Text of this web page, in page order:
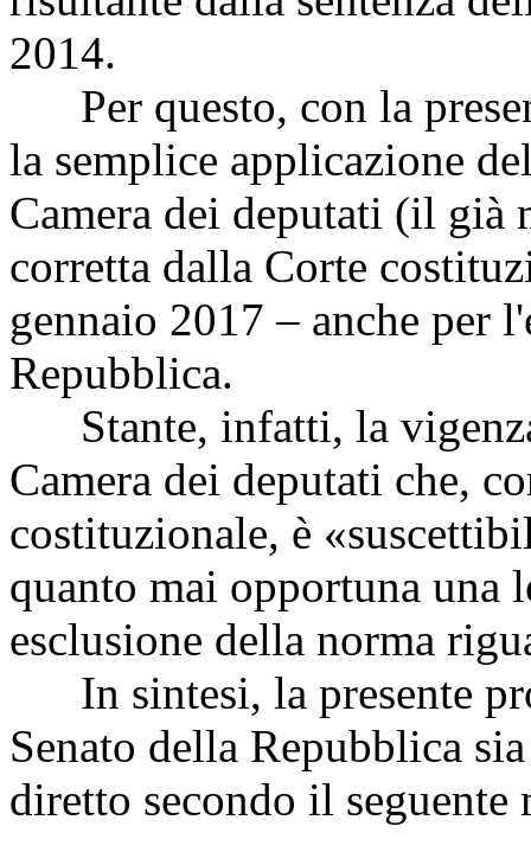
2014.
Per questo, con la
la semplice applicazione
Camera dei deputati (il già
corretta dalla Corte
gennaio 2017 – anche per
Repubblica.
Stante, infatti, la
Camera dei deputati che,
costituzionale, è
quanto mai opportuna una
esclusione della norma
In sintesi, la presente
Senato della Repubblica
diretto secondo il seguente